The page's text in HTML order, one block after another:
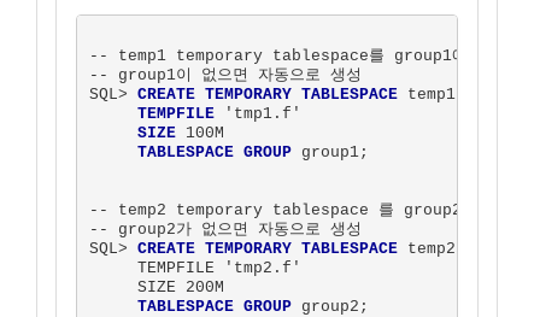
-- temp1 temporary tablespace를 group1에 생성.
-- group1이 없으면 자동으로 생성
SQL> CREATE TEMPORARY TABLESPACE temp1
TEMPFILE 'tmp1.f'
SIZE 100M
TABLESPACE GROUP group1;
-- temp2 temporary tablespace 를 group2에 생
-- group2가 없으면 자동으로 생성
SQL> CREATE TEMPORARY TABLESPACE temp2
     TEMPFILE 'tmp2.f'
     SIZE 200M
TABLESPACE GROUP group2;